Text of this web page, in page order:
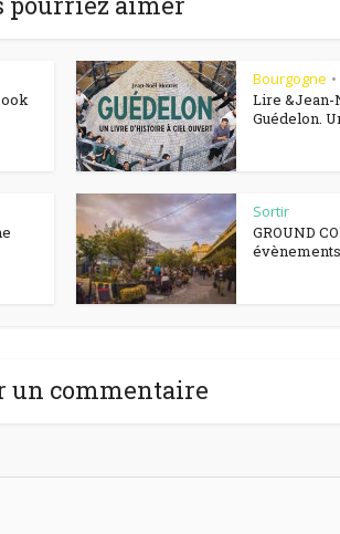
Bourgogne •
Lire &Jean-
Guédelon.
Sortir
GROUND
un commentaire